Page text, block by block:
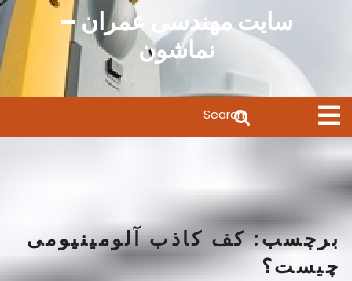
سایت مهندسی عمران –
نماشون
Open
Menu
for:
برچسب:کف کاذب آلومینیومی
چیست؟